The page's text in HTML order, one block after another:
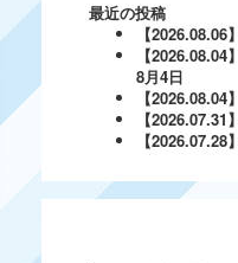
最近の投稿
【
【
8月4日
【
【
【